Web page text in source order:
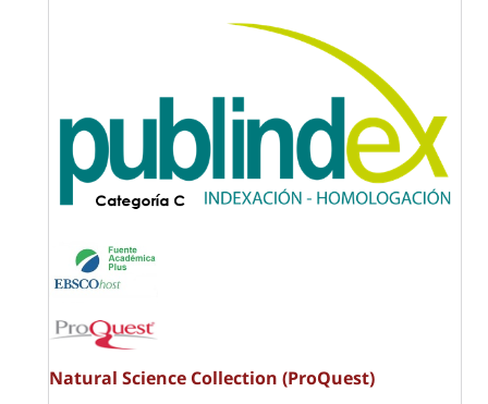
Natural Science Collection (ProQuest)